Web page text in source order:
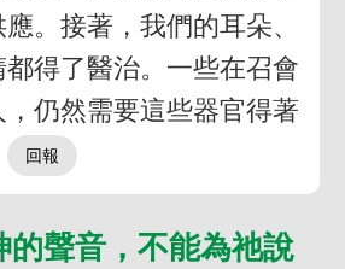
。接著，我們的耳朵、
得了醫治。一些在召會
仍然需要這些器官得著
的聲音，不能為祂說